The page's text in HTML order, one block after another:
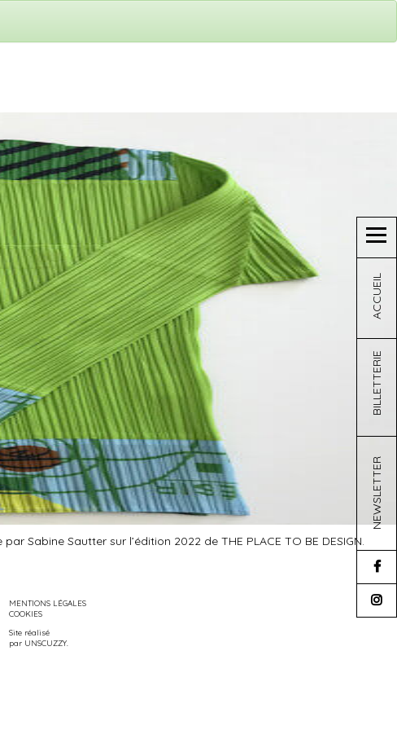
ACCUEIL
BILLETTERIE
NEWSLETTER
Sabine Sautter sur l’édition 2022 de THE PLACE TO BE DESIGN.
MENTIONS LÉGALES
COOKIES
Site réalisé
par UNSCUZZY